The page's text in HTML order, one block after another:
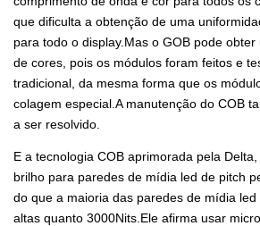
que dificulta a obtenção de uma
para todo o display.Mas o GOB pode
de cores, pois os módulos foram feitos e
tradicional, da mesma forma que os
colagem especial.A manutenção do COB
a ser resolvido.
E a tecnologia COB aprimorada pela
brilho para paredes de mídia led de pitch
do que a maioria das paredes de mídia
altas quanto 3000Nits.Ele afirma usar